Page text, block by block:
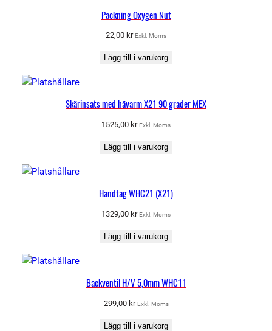
Packning Oxygen Nut
22,00 kr Exkl. Moms
Lägg till i varukorg
Skärinsats med hävarm X21 90 grader MEX
1525,00 kr Exkl. Moms
Lägg till i varukorg
Handtag WHC21 (X21)
1329,00 kr Exkl. Moms
Lägg till i varukorg
Backventil H/V 5,0mm WHC11
299,00 kr Exkl. Moms
Lägg till i varukorg